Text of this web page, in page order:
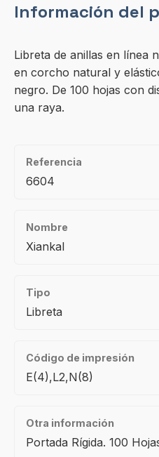
Información del
Libreta de anillas en línea
en corcho natural y
negro. De 100 hojas con
una raya.
Referencia
6604
Nombre
Xiankal
Tipo
Libreta
Código de impresión
E(4),L2,N(8)
Otra información
Portada Rígida. 100